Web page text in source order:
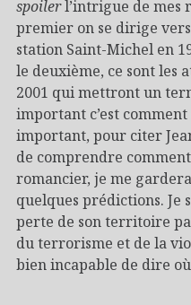
spoilerl’intrigue de mes
premier on se dirige vers
station Saint-Michel en
le deuxième, ce sont les
2001 qui mettront un
important c’est
important, pour citer
de comprendre
romancier, je me
quelques prédictions. Je
perte de son territoire
du terrorisme et de la
bien incapable de dire